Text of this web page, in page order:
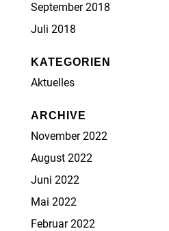
September 2018
Juli 2018
KATEGORIEN
Aktuelles
ARCHIVE
November 2022
August 2022
Juni 2022
Mai 2022
Februar 2022